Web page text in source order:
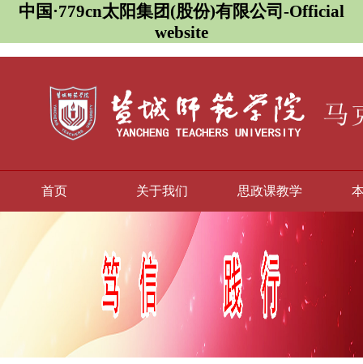
中国·779cn太阳集团(股份)有限公司-Official
website
首页 关于我们 思政课教学